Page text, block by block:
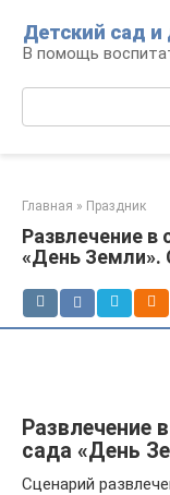
контенту
Детский сад и
В помощь
Главная » Праздник
Развлечение в
«День Земли».
Развлечение
сада «День
Сценарий